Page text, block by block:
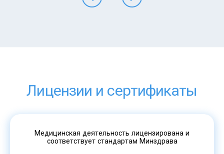
Лицензии и сертификаты
Медицинская деятельность лицензирована и
соответствует стандартам Минздрава